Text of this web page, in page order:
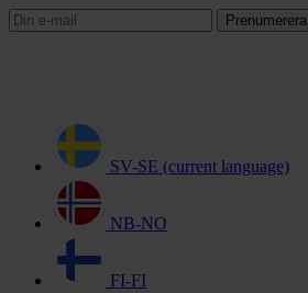
Prenumerera
SV-SE (current language)
NB-NO
FI-FI